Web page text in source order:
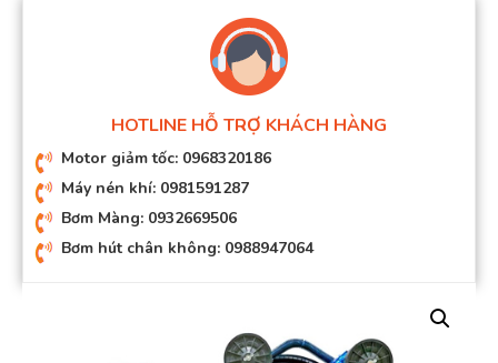
HOTLINE HỖ TRỢ KHÁCH HÀNG
Motor giảm tốc: 0968320186
Máy nén khí: 0981591287
Bơm Màng: 0932669506
Bơm hút chân không: 0988947064